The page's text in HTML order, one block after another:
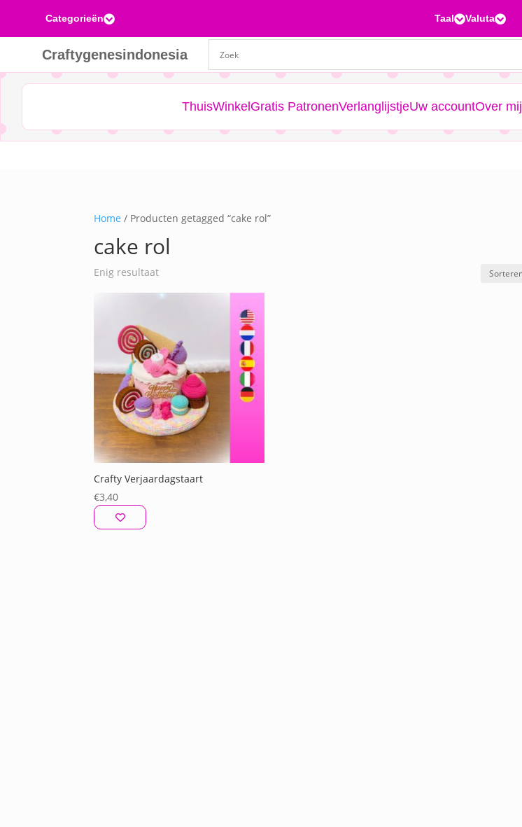
Categorieën TaalValuta
Craftygenesindonesia
ThuisWinkel Gratis PatronenVerlanglijstjeUw accountOver mij
Home / Producten getagged “cake rol”
cake rol
Enig resultaat
Crafty Verjaardagstaart
€3,40